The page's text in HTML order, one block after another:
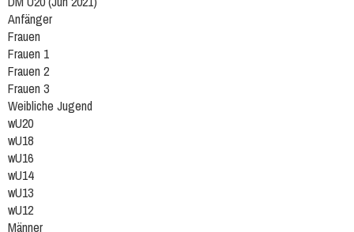
Anfänger
Frauen
Frauen 1
Frauen 2
Frauen 3
Weibliche Jugend
wU20
wU18
wU16
wU14
wU13
wU12
Männer